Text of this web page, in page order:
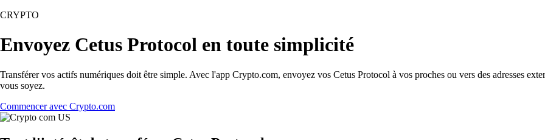
CRYPTO
Envoyez Cetus Protocol en toute simplicité
Transférer vos actifs numériques doit être simple. Avec l'app Crypto.com, envoyez vos Cetus Protocol à vos proches ou vers des adresses
vous soyez.
Commencer avec Crypto.com